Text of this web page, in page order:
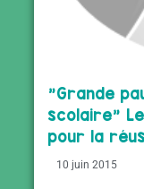
"Grande
scolaire"
pour la
10 juin 2015